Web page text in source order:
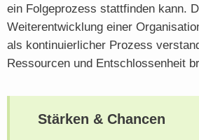
ein Folgeprozess stattfinden kann.
Weiterentwicklung einer
als kontinuierlicher Prozess
Ressourcen und Entschlossenheit
Stärken & Chancen